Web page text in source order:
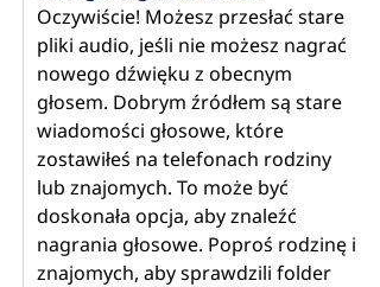
Oczywiście! Możesz przesłać stare
pliki audio, jeśli nie możesz nagrać
nowego dźwięku z obecnym
głosem. Dobrym źródłem są stare
wiadomości głosowe, które
zostawiłeś na telefonach rodziny
lub znajomych. To może być
doskonała opcja, aby znaleźć
nagrania głosowe. Poproś rodzinę i
znajomych, aby sprawdzili folder